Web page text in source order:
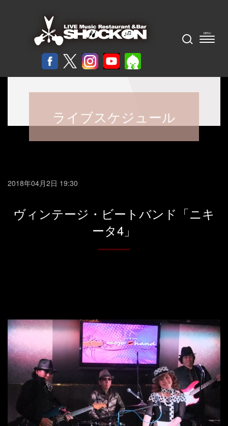
ライブスケジュール
2018年04月2日 19:30
ヴィンテージ・ビートバンド「ニキ
ータ4」